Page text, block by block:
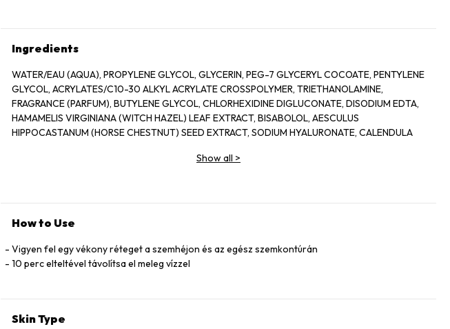
Ingredients
WATER/EAU (AQUA), PROPYLENE GLYCOL, GLYCERIN, PEG-7 GLYCERYL COCOATE, PENTYLENE
GLYCOL, ACRYLATES/C10-30 ALKYL ACRYLATE CROSSPOLYMER, TRIETHANOLAMINE,
FRAGRANCE (PARFUM), BUTYLENE GLYCOL, CHLORHEXIDINE DIGLUCONATE, DISODIUM EDTA,
HAMAMELIS VIRGINIANA (WITCH HAZEL) LEAF EXTRACT, BISABOLOL, AESCULUS
HIPPOCASTANUM (HORSE CHESTNUT) SEED EXTRACT, SODIUM HYALURONATE, CALENDULA
Show all >
How to Use
Vigyen fel egy vékony réteget a szemhéjon és az egész szemkontúrán
10 perc elteltével távolítsa el meleg vízzel
Skin Type